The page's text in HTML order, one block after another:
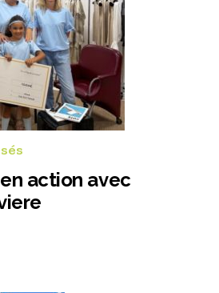
action avec